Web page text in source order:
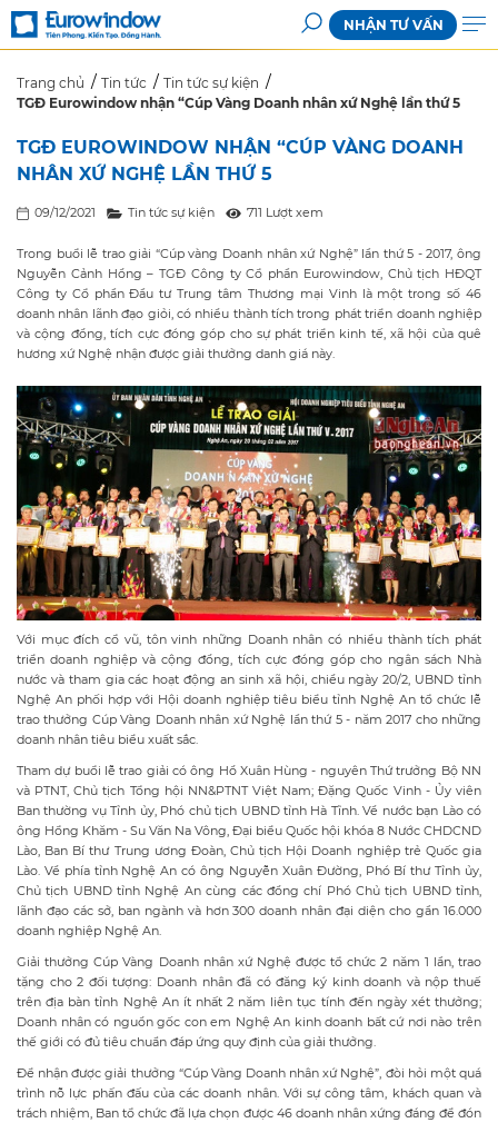
NHẬN TƯ VẤN
Trang chủ Tin tức
Tin tức sự kiện
TGĐ Eurowindow nhận “Cúp Vàng Doanh nhân xứ Nghệ lần thứ 5
TGĐ EUROWINDOW NHẬN “CÚP VÀNG DOANH
NHÂN XỨ NGHỆ LẦN THỨ 5
09/12/2021 Tin tức sự kiện 711 Lượt xem
Trong buổi lễ trao giải “Cúp vàng Doanh nhân xứ Nghệ” lần thứ 5 - 2017, ông
Nguyễn Cảnh Hồng – TGĐ Công ty Cổ phần Eurowindow, Chủ tịch HĐQT
Công ty Cổ phần Đầu tư Trung tâm Thương mại Vinh là một trong số 46
doanh nhân lãnh đạo giỏi, có nhiều thành tích trong phát triển doanh nghiệp
và cộng đồng, tích cực đóng góp cho sự phát triển kinh tế, xã hội của quê
hương xứ Nghệ nhận được giải thưởng danh giá này.
Với mục đích cổ vũ, tôn vinh những Doanh nhân có nhiều thành tích phát
triển doanh nghiệp và cộng đồng, tích cực đóng góp cho ngân sách Nhà
nước và tham gia các hoạt động an sinh xã hội, chiều ngày 20/2, UBND tỉnh
Nghệ An phối hợp với Hội doanh nghiệp tiêu biểu tỉnh Nghệ An tổ chức lễ
trao thưởng Cúp Vàng Doanh nhân xứ Nghệ lần thứ 5 - năm 2017 cho những
doanh nhân tiêu biểu xuất sắc.
Tham dự buổi lễ trao giải có ông Hồ Xuân Hùng - nguyên Thứ trưởng Bộ NN
và PTNT, Chủ tịch Tổng hội NN&PTNT Việt Nam; Đặng Quốc Vinh - Ủy viên
Ban thường vụ Tỉnh ủy, Phó chủ tịch UBND tỉnh Hà Tĩnh. Về nước bạn Lào có
ông Hổng Khăm - Su Văn Na Vông, Đại biểu Quốc hội khóa 8 Nước CHDCND
Lào, Ban Bí thư Trung ương Đoàn, Chủ tịch Hội Doanh nghiệp trẻ Quốc gia
Lào. Về phía tỉnh Nghệ An có ông Nguyễn Xuân Đường, Phó Bí thư Tỉnh ủy,
Chủ tịch UBND tỉnh Nghệ An cùng các đồng chí Phó Chủ tịch UBND tỉnh,
lãnh đạo các sở, ban ngành và hơn 300 doanh nhân đại diện cho gần 16.000
doanh nghiệp Nghệ An.
Giải thưởng Cúp Vàng Doanh nhân xứ Nghệ được tổ chức 2 năm 1 lần, trao
tặng cho 2 đối tượng: Doanh nhân đã có đăng ký kinh doanh và nộp thuế
trên địa bàn tỉnh Nghệ An ít nhất 2 năm liên tục tính đến ngày xét thưởng;
Doanh nhân có nguồn gốc con em Nghệ An kinh doanh bất cứ nơi nào trên
thế giới có đủ tiêu chuẩn đáp ứng quy định của giải thưởng.
Để nhận được giải thưởng “Cúp Vàng Doanh nhân xứ Nghệ”, đòi hỏi một quá
trình nỗ lực phấn đấu của các doanh nhân. Với sự công tâm, khách quan và
trách nhiệm, Ban tổ chức đã lựa chọn được 46 doanh nhân xứng đáng để đón